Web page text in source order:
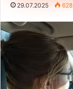
29.07.2025 628